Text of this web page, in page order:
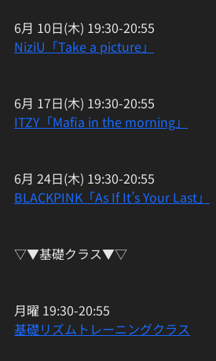
6月 10日(木) 19:30-20:55
NiziU「Take a picture」
6月 17日(木) 19:30-20:55
ITZY「Mafia in the morning」
6月 24日(木) 19:30-20:55
BLACKPINK「As If It’s Your Last」
▽▼基礎クラス▼▽
月曜 19:30-20:55
基礎リズムトレーニングクラス